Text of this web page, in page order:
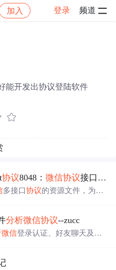
加入 登录 频道
术
能开发出协议登陆软件
协议8048：微信协议接口，开箱即用！
多接口协议的资源文件，为开
用等特点，还给出使用说明
分析微信协议--zucc
微信登录认证、好友聊天及群